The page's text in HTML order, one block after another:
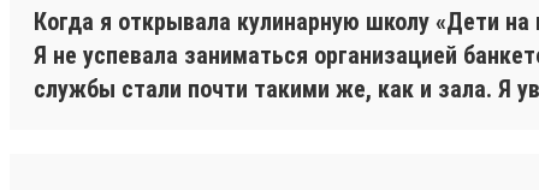
Когда я открывала кулинарную школу «Дети
Я не успевала заниматься организацией
службы стали почти такими же, как и зала. Я